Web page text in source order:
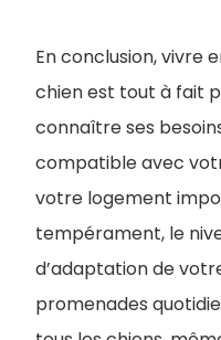
En conclusion, vivre
chien est tout à fait
connaître ses
compatible avec
votre logement
tempérament, le
d’adaptation de
promenades